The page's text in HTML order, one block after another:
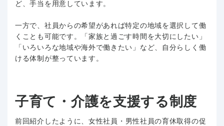
ど、手当を用意しています。
一方で、社員からの希望があれば特定の地域を選択して働
くことも可能です。「家族と過ごす時間を大切にしたい」
「いろいろな地域や海外で働きたい」など、自分らしく働
ける体制が整っています。
子育て・介護を支援する制度
前回紹介したように、女性社員・男性社員の育休取得の促